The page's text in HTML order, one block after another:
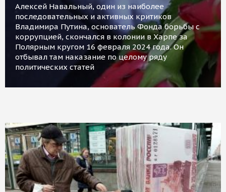
Алексей Навальный, один из наиболее
последовательных и активных критиков
Владимира Путина, основатель Фонда борьбы с
коррупцией, скончался в колонии в Харпе за
Полярным кругом 16 февраля 2024 года. Он
отбывал там наказание по целому ряду
политических статей